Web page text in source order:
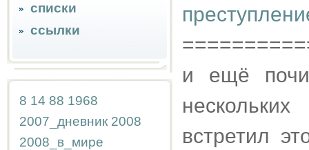
списки
ссылки
8 14 88 1968
2007_дневник 2008
2008_в_мире
и ещё
встретил